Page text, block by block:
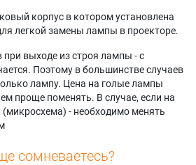
корпус в котором установлена
легкой замены лампы в проекторе.
при выходе из строя лампы - с
Поэтому в большинстве случаев
лампу. Цена на голые лампы
проще поменять. В случае, если на
(микросхема) - необходимо менять
сомневаетесь?